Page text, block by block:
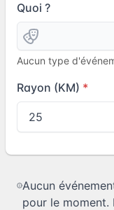
Quoi ?
Aucun type
Rayon (KM)
Aucun
pour le